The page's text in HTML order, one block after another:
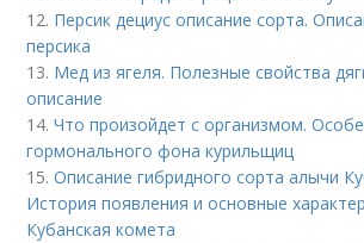
12. Персик дециус описание сорта.
персика
13. Мед из ягеля. Полезные свойства
описание
14.Что произойдет с организмом.
гормонального фона курильщиц
15.Описание гибридного сорта алычи
История появления и основные
Кубанская комета